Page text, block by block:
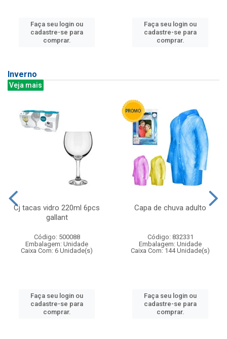
Faça seu login ou
cadastre-se para
comprar.
Faça seu login ou
cadastre-se para
comprar.
Inverno
Veja mais
Cj tacas vidro 220ml 6pcs
gallant
Código: 500088
Embalagem: Unidade
Caixa Com: 6 Unidade(s)
Faça seu login ou
cadastre-se para
comprar.
Capa de chuva adulto
Código: 832331
Embalagem: Unidade
Caixa Com: 144 Unidade(s)
Faça seu login ou
cadastre-se para
comprar.